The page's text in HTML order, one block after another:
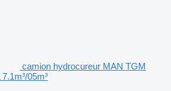
camion hydrocureur MAN TGM
05m³